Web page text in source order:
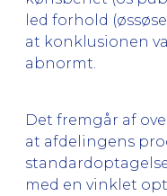
led forhold
at konklusionen
abnormt.
Det fremgår af
at afdelingens
med en vinklet